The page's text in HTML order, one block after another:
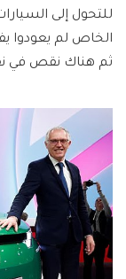
للتحول إلى
الخاص لم يعودوا
ثم هناك نقص في